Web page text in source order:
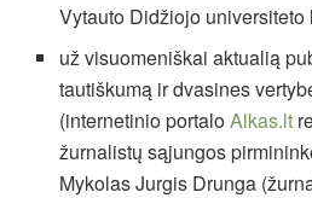
Vytauto Didžiojo universiteto
už visuomeniškai aktualią
tautiškumą ir dvasines
(internetinio portaloAlkas.lt
žurnalistų sąjungos
Mykolas Jurgis Drunga